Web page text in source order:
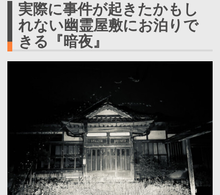
実際に事件が起きたかもし
れない幽霊屋敷にお泊りで
きる『暗夜』